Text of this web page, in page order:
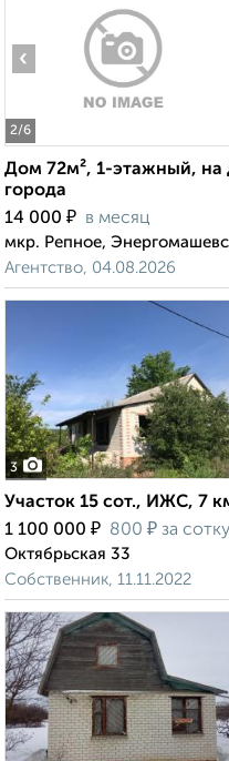
2/6
‹
Дом 72м², 1-этажный, на
города
14 000 ₽ в месяц
мкр. Репное,
Агентство, 04.08.2026
3
Участок 15 сот., ИЖС, 7
1 100 000 ₽ 800 ₽ за сотку
Октябрьская 33
Собственник, 11.11.2022